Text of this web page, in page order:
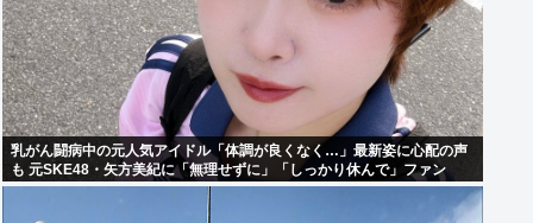
乳がん闘病中の元人気アイドル「体調が良くなく…」最新姿に心配の声
も 元SKE48・矢方美紀に「無理せずに」「しっかり休んで」ファン